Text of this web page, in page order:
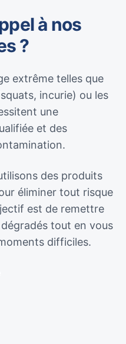
à nos
?
extrême telles que
incurie) ou les
une
et des
des produits
éliminer tout risque
est de remettre
tout en vous
difficiles.